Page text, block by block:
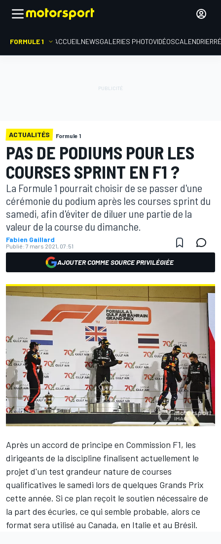
FORMULE 1 ACCUEIL NEWSGALERIES PHOTOVIDÉOSCALENDRIER
ACTUALITÉS Formule 1
PAS DE PODIUMS POUR LES
COURSES SPRINT EN F1 ?
La Formule 1 pourrait choisir de se passer d'une
cérémonie du podium après les courses sprint du
samedi, afin d'éviter de diluer une partie de la
valeur de la course du dimanche.
Fabien Gaillard
Publié: 7 mars 2021, 07:51
AJOUTER COMME SOURCE PRIVILÉGIÉE
Après un accord de principe en Commission F1, les
dirigeants de la discipline finalisent actuellement le
projet d'un test grandeur nature de courses
qualificatives le samedi lors de quelques Grands Prix
cette année. Si ce plan reçoit le soutien nécessaire de
la part des écuries, ce qui semble probable, alors ce
format sera utilisé au Canada, en Italie et au Brésil.